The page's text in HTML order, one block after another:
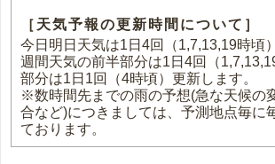
［天気予報の更新時間について］
今日明日天気は1日4回（1,7,13,19時頃
週間天気の前半部分は1日4回（
部分は1日1回（4時頃）更新します。
※数時間先までの雨の予想(急な天候の
合など)につきましては、予測地点毎に
ております。